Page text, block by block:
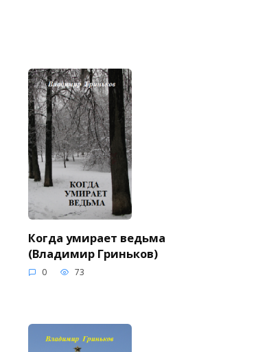
Когда умирает ведьма
(Владимир Гриньков)
0 73